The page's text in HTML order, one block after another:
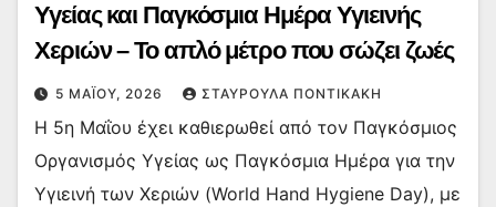
Υγείας και Παγκόσμια Ημέρα Υγιεινής
Χεριών – Το απλό μέτρο που σώζει ζωές
5 ΜΑΪ́ΟΥ, 2026 ΣΤΑΥΡΟΎΛΑ ΠΟΝΤΙΚΆΚΗ
Η 5η Μαΐου έχει καθιερωθεί από τον Παγκόσμιος
Οργανισμός Υγείας ως Παγκόσμια Ημέρα για την
Υγιεινή των Χεριών (World Hand Hygiene Day), με